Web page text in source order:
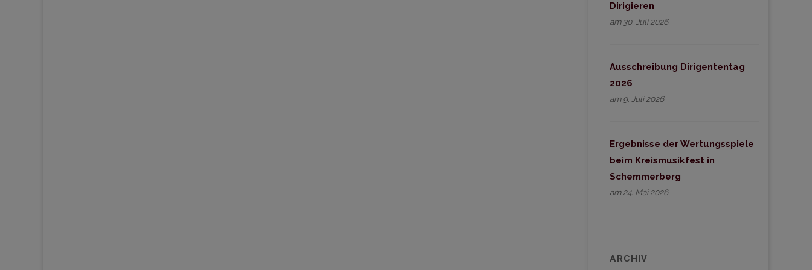
Dirigieren
am 30. Juli 2026
Ausschreibung Dirigententag
2026
am 9. Juli 2026
Ergebnisse der Wertungsspiele
beim Kreismusikfest in
Schemmerberg
am 24. Mai 2026
ARCHIV